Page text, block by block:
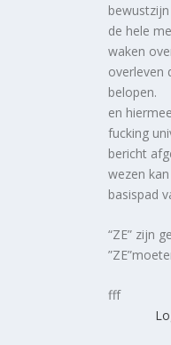
de hele
waken
overleven
belopen.
en
fucking
bericht
wezen
basispad
“ZE” zijn
fff